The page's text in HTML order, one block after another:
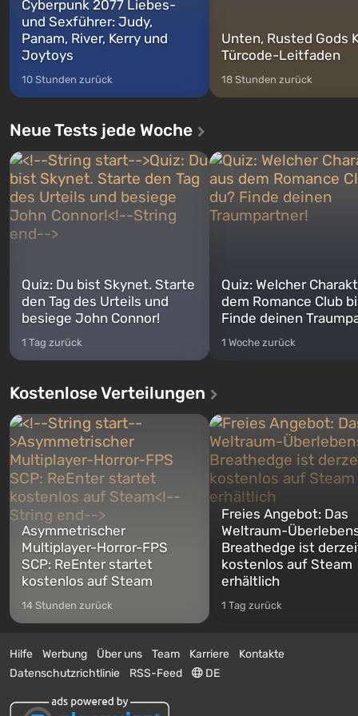
Cyberpunk 2077 Liebes-
und Sexführer: Judy,
Panam, River, Kerry und
Joytoys
10 Stunden zurück
Unten, Rusted Gods
Türcode-Leitfaden
18 Stunden zurück
Neue Tests jede Woche
Quiz: Du bist Skynet. Starte
den Tag des Urteils und
besiege John Connor!
1 Tag zurück
Quiz: Welcher
dem Romance Club
Finde deinen
1 Woche zurück
Kostenlose Verteilungen
Asymmetrischer
Multiplayer-Horror-FPS
SCP: ReEnter startet
kostenlos auf Steam
14 Stunden zurück
Freies Angebot: Das
Weltraum-
Breathedge ist
kostenlos auf Steam
erhältlich
1 Tag zurück
Hilfe Werbung Über uns Team Karriere
Kontakte
Datenschutzrichtlinie
RSS-Feed DE